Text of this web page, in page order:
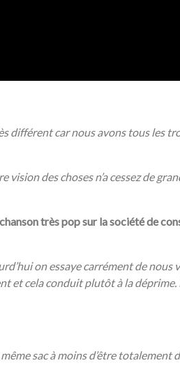
différent car nous avons tous les
des choses n’a cessez de
très pop sur la société de
on essaye carrément de
et cela conduit plutôt à la déprime.
sac à moins d’être